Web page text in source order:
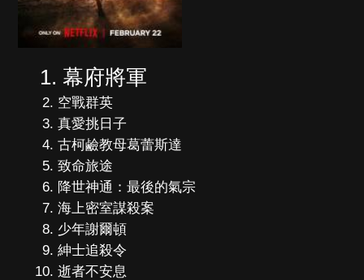
幕府將軍
空戰群英
真愛挑日子
古柯鹼教母葛蕾斯達
致命旅途
降世神通：最後的氣宗
海上密室謀殺案
少年謝爾頓
紳士追殺令
逝者不安息